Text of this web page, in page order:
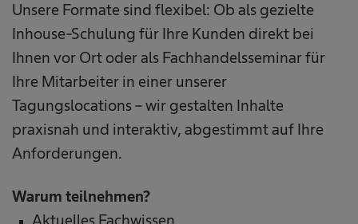
Unsere Formate sind flexibel: Ob als gezielte
Inhouse-Schulung für Ihre Kunden direkt bei
Ihnen vor Ort oder als Fachhandelsseminar für
Ihre Mitarbeiter in einer unserer
Tagungslocations – wir gestalten Inhalte
praxisnah und interaktiv, abgestimmt auf Ihre
Anforderungen.
Warum teilnehmen?
Aktuelles Fachwissen